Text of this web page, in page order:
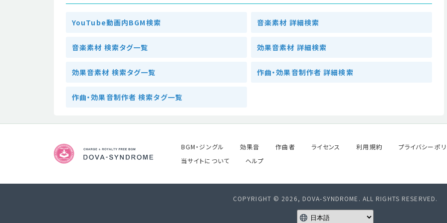
YouTube動画内BGM検索 音楽素材 詳細検索
音楽素材 検索タグ一覧 効果音素材 詳細検索
効果音素材 検索タグ一覧 作曲・効果音制作者 詳細検索
作曲・効果音制作者 検索タグ一覧
BGM・ジングル 効果音 作曲者 ライセンス 利用規約 プライバシーポ
当サイトについて
ヘルプ
COPYRIGHT © 2026, DOVA-SYNDROME. ALL RIGHTS RESERVED.